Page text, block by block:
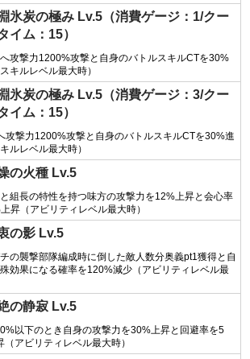
氷炭の極み Lv.5（消費ゲージ：1/クー
イム：15）
攻撃力1200%攻撃と自身のバトルスキルCTを30%
キルレベル最大時）
氷炭の極み Lv.5（消費ゲージ：3/クー
イム：15）
攻撃力1200%攻撃と自身のバトルスキルCTを30%進
ルレベル最大時）
の火種 Lv.5
組長の特性を持つ味方の攻撃力を12%上昇と会心率
昇（アビリティレベル最大時）
の影 Lv.5
チの襲撃部隊編成時に倒した敵人数分奥義pt1獲得と自
効果になる確率を120%減少（アビリティレベル最
の静寂 Lv.5
以下のとき自身の攻撃力を30%上昇と回避率を5
（アビリティレベル最大時）